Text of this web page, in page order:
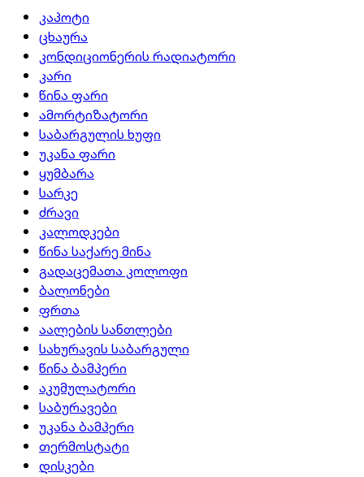
კაპოტი
ცხაურა
კონდიციონერის რადიატორი
კარი
წინა ფარი
ამორტიზატორი
საბარგულის ხუფი
უკანა ფარი
ყუმბარა
სარკე
ძრავი
კალოდკები
წინა საქარე მინა
გადაცემათა კოლოფი
ბალონები
ფრთა
აალების სანთლები
სახურავის საბარგული
წინა ბამპერი
აკუმულატორი
საბურავები
უკანა ბამპერი
თერმოსტატი
დისკები